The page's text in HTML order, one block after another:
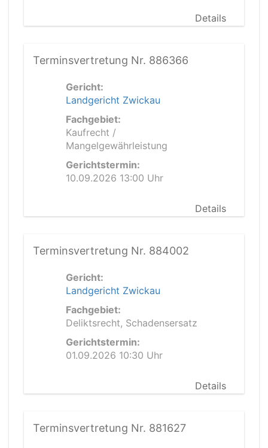
Details
Terminsvertretung Nr. 886366
Gericht:
Landgericht Zwickau
Fachgebiet:
Kaufrecht /
Mangelgewährleistung
Gerichtstermin:
10.09.2026 13:00 Uhr
Details
Terminsvertretung Nr. 884002
Gericht:
Landgericht Zwickau
Fachgebiet:
Deliktsrecht, Schadensersatz
Gerichtstermin:
01.09.2026 10:30 Uhr
Details
Terminsvertretung Nr. 881627